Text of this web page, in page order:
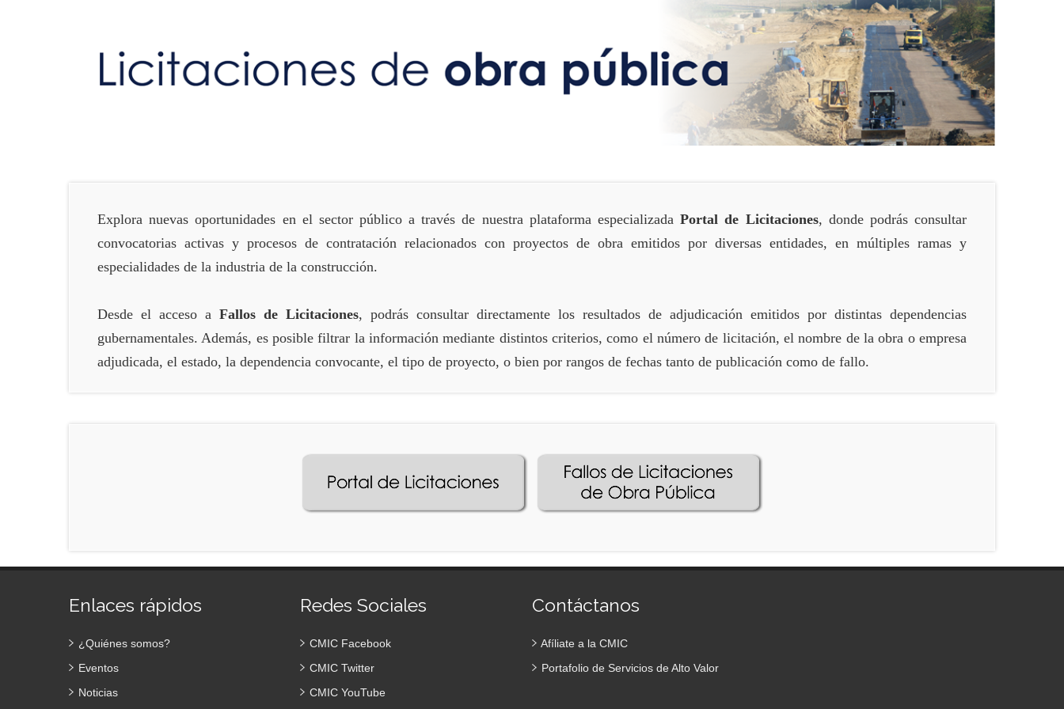
Explora nuevas oportunidades en el sector público a través de nuestra plataforma especializadaPortal de Licitaciones, donde podrás consultar
convocatorias activas y procesos de contratación relacionados con proyectos de obra emitidos por diversas entidades, en múltiples ramas y
especialidades de la industria de la construcción.
Desde el acceso a Fallos de Licitaciones, podrás consultar directamente los resultados de adjudicación emitidos por distintas dependencias
gubernamentales. Además, es posible filtrar la información mediante distintos criterios, como el número de licitación, el nombre de la obra o empresa
adjudicada, el estado, la dependencia convocante, el tipo de proyecto, o bien por rangos de fechas tanto de publicación como de fallo.
Enlaces rápidos
¿Quiénes somos?
Eventos
Noticias
Redes Sociales
CMIC Facebook
CMIC Twitter
CMIC YouTube
Contáctanos
Afíliate a la CMIC
Portafolio de Servicios de Alto Valor